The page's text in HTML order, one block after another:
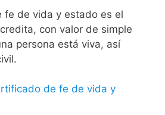
fe de vida y estado es el
con valor de simple
persona está viva, así
de fe de vida y